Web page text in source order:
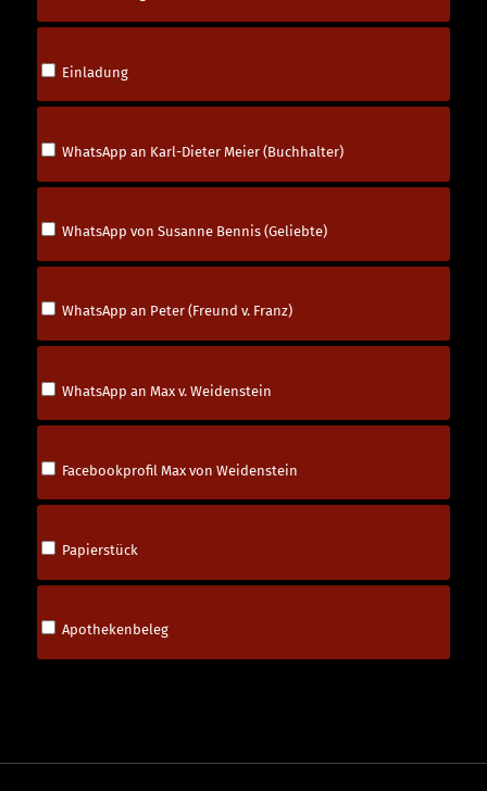
Einladung
WhatsApp an Karl-Dieter Meier (Buchhalter)
WhatsApp von Susanne Bennis (Geliebte)
WhatsApp an Peter (Freund v. Franz)
WhatsApp an Max v. Weidenstein
Facebookprofil Max von Weidenstein
Papierstück
Apothekenbeleg